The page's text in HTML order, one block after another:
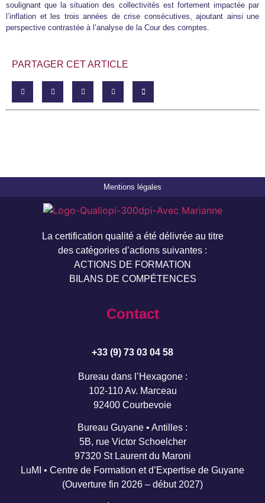
soulignant que la situation des collectivités est fortement impactée par
l’inflation et les trois années de crise consécutives, ajoutant ainsi une
perspective contrastée à l’analyse de la Cour des comptes.
PARTAGER CET ARTICLE
Mentions légales
La certification qualité a été délivrée au titre
des catégories d’actions suivantes :
ACTIONS DE FORMATION
BILANS DE COMPÉTENCES
Contact
+33 (9) 73 03 04 58
Bureau dans l’Hexagone :
102-110 Av. Marceau
92400 Courbevoie
Bureau Guyane • Antilles :
5B, rue Victor Schoelcher
97320 St Laurent du Maroni
LuMI • Centre de Formation et d’Expertise de Guyane
(Ouverture fin 2026 – début 2027)